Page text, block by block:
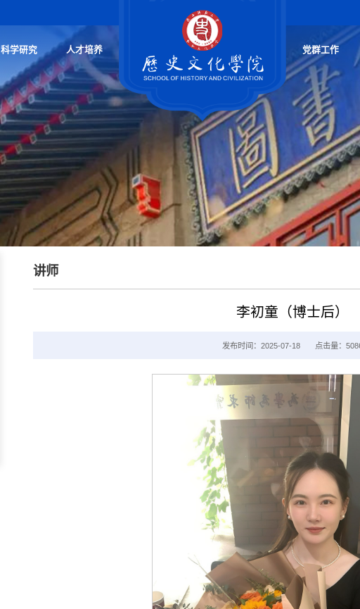
科学研究 人才培养 党群工作
讲师
李初童（博士后）
发布时间：2025-07-18 点击量：